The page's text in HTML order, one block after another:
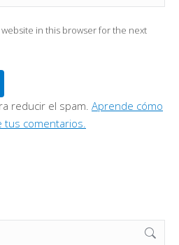
website in this browser for the next
reducir el spam. Aprende cómo
comentarios.